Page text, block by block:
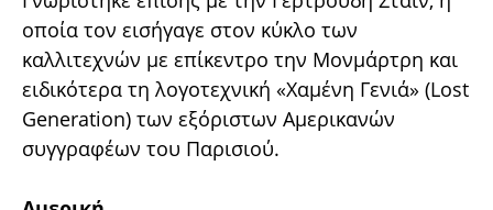
οποία τον εισήγαγε στον κύκλο των
καλλιτεχνών με επίκεντρο την Μονμάρτρη και
ειδικότερα τη λογοτεχνική «Χαμένη Γενιά» (Lost
Generation) των εξόριστων Αμερικανών
συγγραφέων του Παρισιού.